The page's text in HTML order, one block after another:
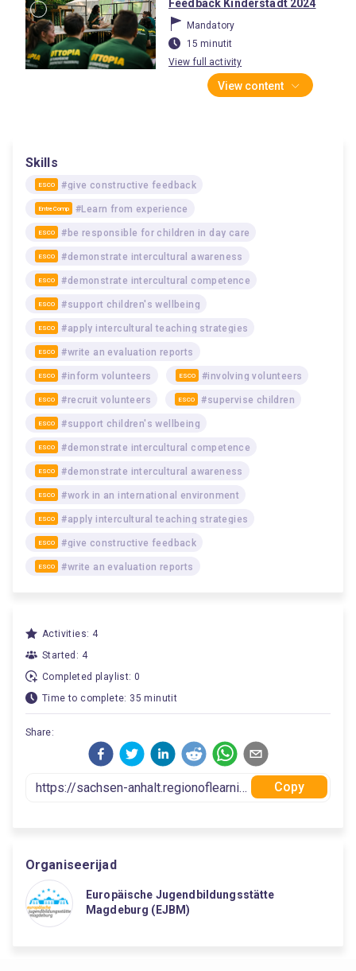
Feedback Kinderstadt 2024
Mandatory
15 minutit
View full activity
View content
Skills
ESCO #give constructive feedback
EntreComp #Learn from experience
ESCO #be responsible for children in day care
ESCO #demonstrate intercultural awareness
ESCO #demonstrate intercultural competence
ESCO #support children's wellbeing
ESCO #apply intercultural teaching strategies
ESCO #write an evaluation reports
ESCO #inform volunteers ESCO #involving volunteers
ESCO #recruit volunteers ESCO #supervise children
ESCO #support children's wellbeing
ESCO #demonstrate intercultural competence
ESCO #demonstrate intercultural awareness
ESCO #work in an international environment
ESCO #apply intercultural teaching strategies
ESCO #give constructive feedback
ESCO #write an evaluation reports
Activities: 4
Started: 4
Completed playlist: 0
Time to complete: 35 minutit
Share:
Copy
Organiseerijad
Europäische Jugendbildungsstätte
Magdeburg (EJBM)